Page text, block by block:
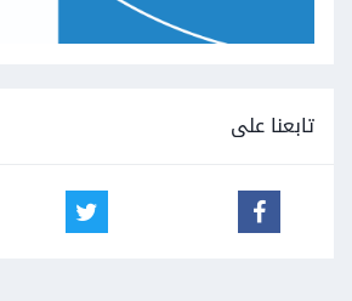
تابعنا على